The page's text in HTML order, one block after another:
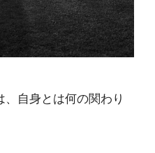
自身とは何の関わり